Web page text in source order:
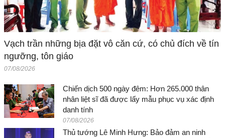
Vạch trần những bịa đặt vô căn cứ, có chủ đích về tín
ngưỡng, tôn giáo
07/08/2026
Chiến dịch 500 ngày đêm: Hơn 265.000 thân
nhân liệt sĩ đã được lấy mẫu phục vụ xác định
danh tính
07/08/2026
Thủ tướng Lê Minh Hưng: Bảo đảm an ninh